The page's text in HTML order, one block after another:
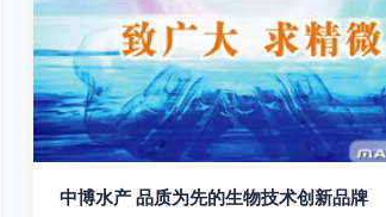
中博水产 品质为先的生物技术创新品牌